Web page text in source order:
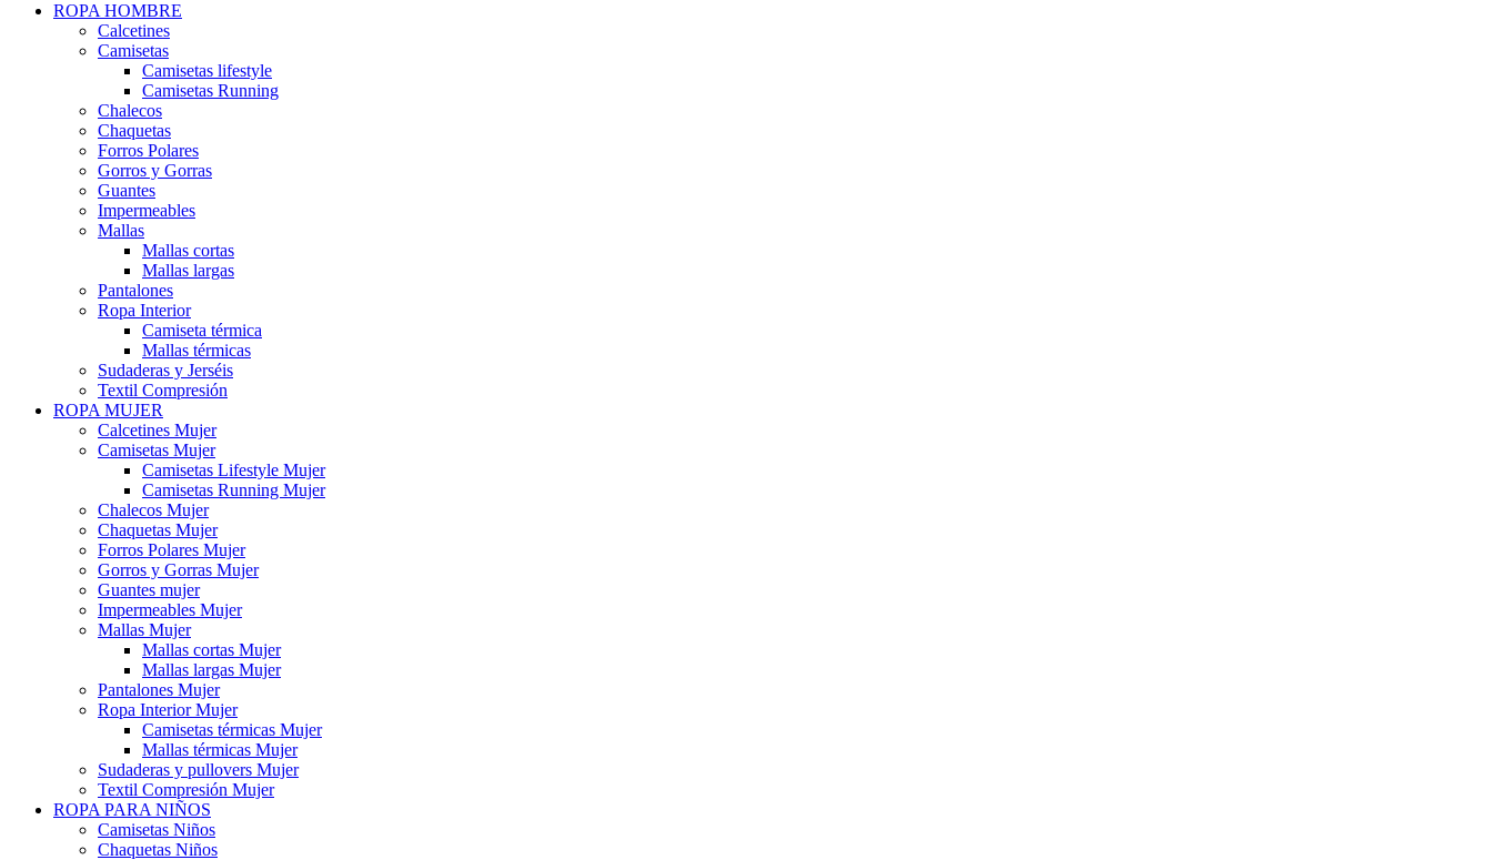
ROPA HOMBRE
Calcetines
Camisetas
Camisetas lifestyle
Camisetas Running
Chalecos
Chaquetas
Forros Polares
Gorros y Gorras
Guantes
Impermeables
Mallas
Mallas cortas
Mallas largas
Pantalones
Ropa Interior
Camiseta térmica
Mallas térmicas
Sudaderas y Jerséis
Textil Compresión
ROPA MUJER
Calcetines Mujer
Camisetas Mujer
Camisetas Lifestyle Mujer
Camisetas Running Mujer
Chalecos Mujer
Chaquetas Mujer
Forros Polares Mujer
Gorros y Gorras Mujer
Guantes mujer
Impermeables Mujer
Mallas Mujer
Mallas cortas Mujer
Mallas largas Mujer
Pantalones Mujer
Ropa Interior Mujer
Camisetas térmicas Mujer
Mallas térmicas Mujer
Sudaderas y pullovers Mujer
Textil Compresión Mujer
ROPA PARA NIÑOS
Camisetas Niños
Chaquetas Niños